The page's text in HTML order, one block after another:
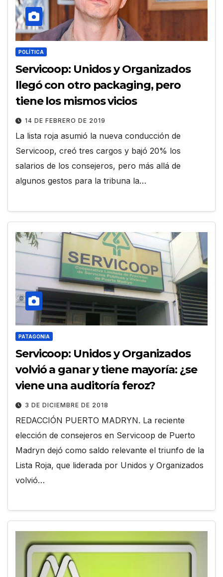
POLÍTICA
Servicoop: Unidos y Organizados
llegó con otro packaging, pero
tiene los mismos vicios
14 DE FEBRERO DE 2019
La lista roja asumió la nueva conducción de
Servicoop, creó tres cargos y bajó 20% los
salarios de los consejeros, pero más allá de
algunos gestos para la tribuna la…
PATAGONIA
Servicoop: Unidos y Organizados
volvió a ganar y tiene mayoría: ¿se
viene una auditoría feroz?
3 DE DICIEMBRE DE 2018
REDACCIÓN PUERTO MADRYN. La reciente
elección de consejeros en Servicoop de Puerto
Madryn dejó como saldo relevante el triunfo de la
Lista Roja, que liderada por Unidos y Organizados
volvió…